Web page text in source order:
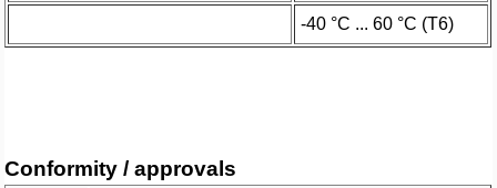
-40 °C ... 60 °C (T6)
Conformity / approvals